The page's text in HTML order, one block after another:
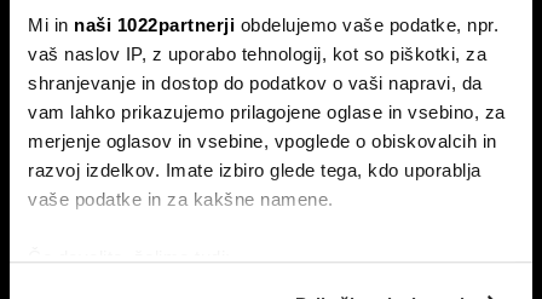
Mi in naši 1022partnerji obdelujemo vaše podatke, npr.
vaš naslov IP, z uporabo tehnologij, kot so piškotki, za
shranjevanje in dostop do podatkov o vaši napravi, da
vam lahko prikazujemo prilagojene oglase in vsebino, za
merjenje oglasov in vsebine, vpoglede o obiskovalcih in
razvoj izdelkov. Imate izbiro glede tega, kdo uporablja
vaše podatke in za kakšne namene.
Če dovolite, želimo tudi:
Zbirati informacije o vaši geografski lokaciji, ki so
Novi mercedes-benz GLC: Tvegana
elektrifikacija luksuza ali genialni
preboj?
Petična znamka iz Stuttgarta z elektrificirano uspešnico
napoveduje oster obrat v smeri pogonske alternative.